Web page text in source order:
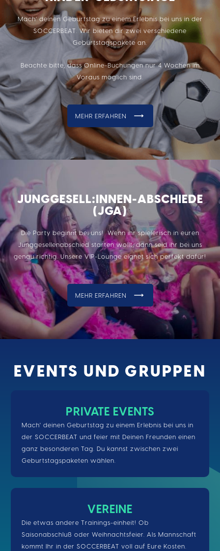
Mach' deinen Geburtstag zu einem Erlebnis bei uns in der
SOCCERBEAT. Wir bieten dir zwei verschiedene
Geburtstagspakete an.
Beachte bitte, dass Online-Buchungen nur 4 Wochen im
Voraus möglich sind.
MEHR ERFAHREN
JUNGGESELL:INNEN-ABSCHIEDE
(JGA)
Die Party beginnt bei uns! Wenn ihr spielerisch in euren
Junggesellenabschied starten wollt, dann seid ihr bei uns
genau richtig. Unsere VIP-Lounge eignet sich perfekt dafür!
MEHR ERFAHREN
EVENTS UND GRUPPEN
PRIVATE EVENTS
Mach' deinen Geburtstag zu einem Erlebnis bei uns in
der SOCCERBEAT und feier mit Deinen Freunden einen
ganz besonderen Tag. Du kannst zwischen zwei
Geburtstagspaketen wählen.
VEREINE
Die etwas andere Trainings-einheit! Ob
Saisonabschluß oder Weihnachtsfeier. Als Mannschaft
kommt Ihr in der SOCCERBEAT voll auf Eure Kosten.